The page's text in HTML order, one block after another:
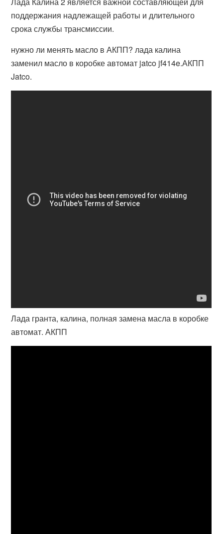
поддержания надлежащей работы и длительного
срока службы трансмиссии.
нужно ли менять масло в АКПП? лада калина
заменил масло в коробке автомат jatco jf414e.АКПП
Jatco.
Лада гранта, калина, полная замена масла в коробке
автомат. АКПП